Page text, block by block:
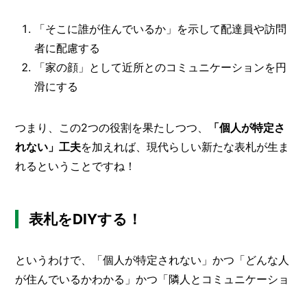
「そこに誰が住んでいるか」を示して配達員や訪問
者に配慮する
「家の顔」として近所とのコミュニケーションを円
滑にする
つまり、この2つの役割を果たしつつ、
「個人が特定さ
れない」工夫を加えれば、現代らしい新たな表札が生ま
れるということですね！
表札をDIYする！
というわけで、「個人が特定されない」かつ「どんな人
が住んでいるかわかる」かつ「隣人とコミュニケーショ